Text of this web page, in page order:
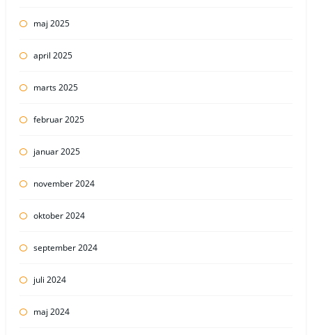
maj 2025
april 2025
marts 2025
februar 2025
januar 2025
november 2024
oktober 2024
september 2024
juli 2024
maj 2024